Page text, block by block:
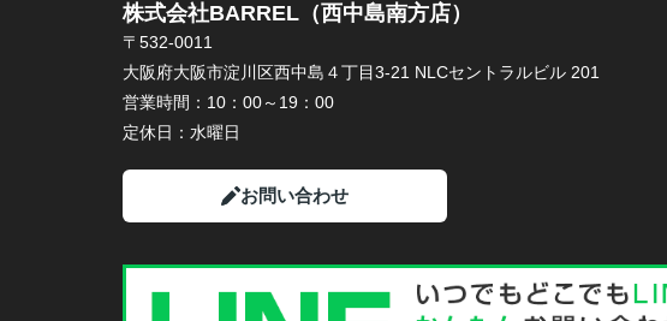
株式会社BARREL（西中島南方店）
〒532-0011
大阪府大阪市淀川区西中島４丁目3-21 NLCセントラルビル 201
営業時間： 10：00～19：00
定休日： 水曜日
お問い合わせ